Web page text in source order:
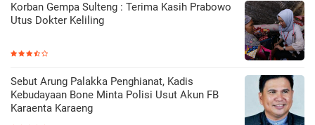
Korban Gempa Sulteng : Terima Kasih Prabowo
Utus Dokter Keliling
Sebut Arung Palakka Penghianat, Kadis
Kebudayaan Bone Minta Polisi Usut Akun FB
Karaenta Karaeng